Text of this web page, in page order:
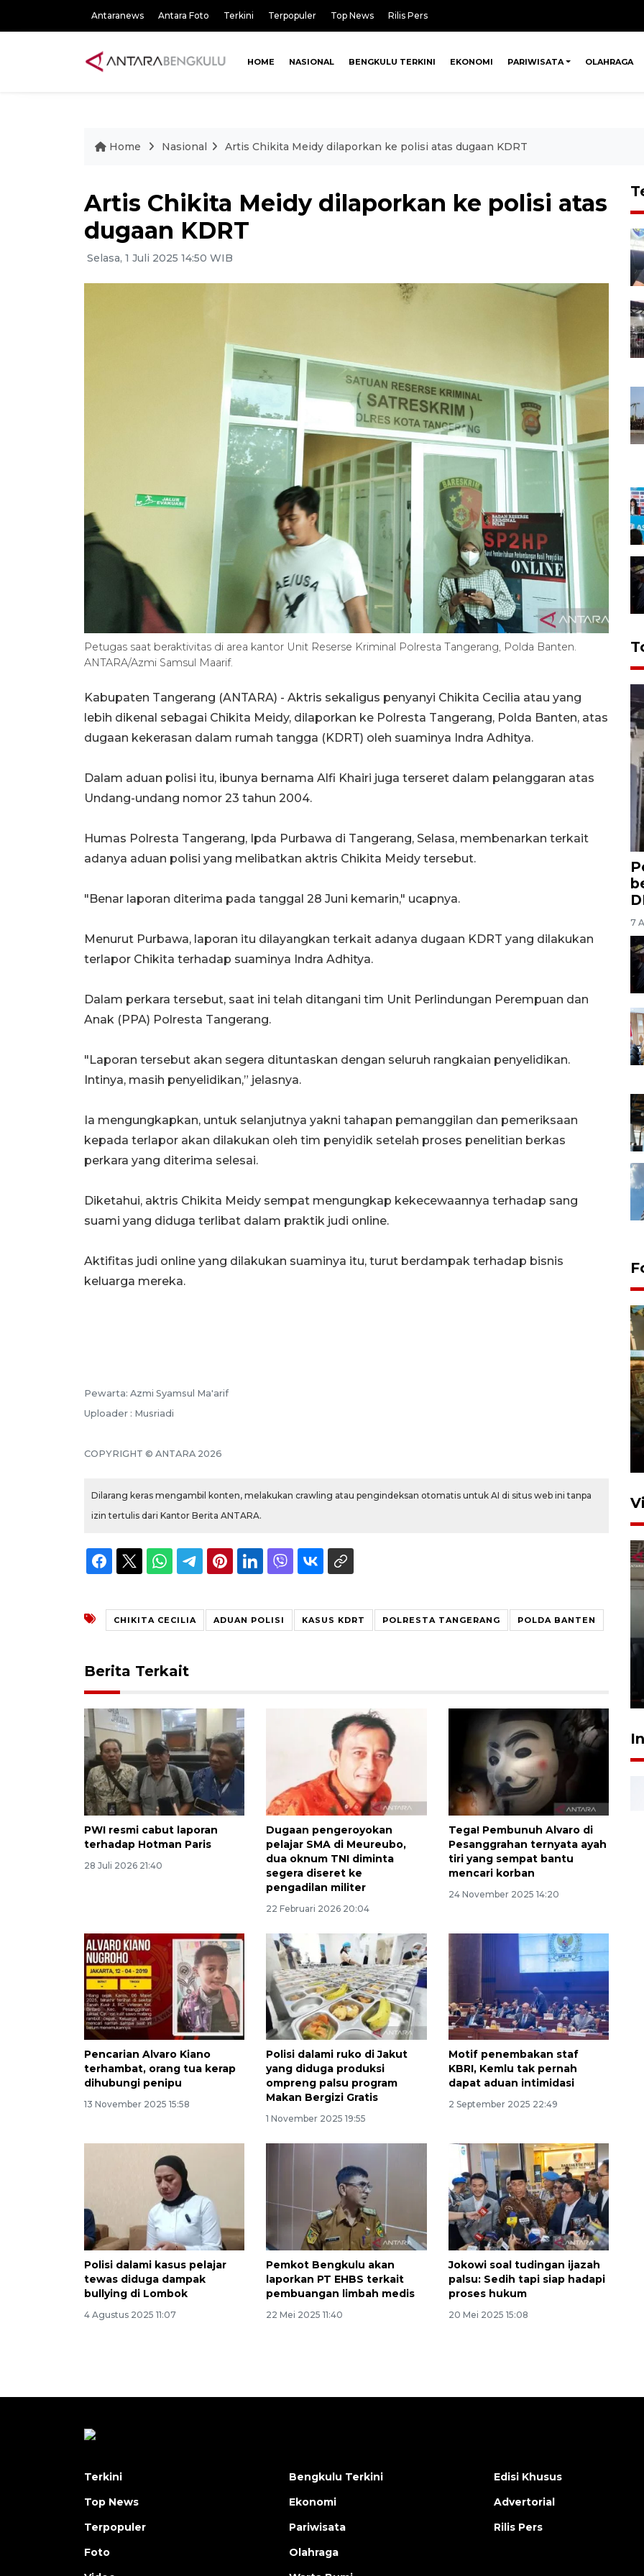
Antaranews Antara Foto Terkini Terpopuler Top News Rilis Pers
HOME NASIONAL BENGKULU TERKINI EKONOMI PARIWISATA OLAHRAGA
Home Nasional Artis Chikita Meidy dilaporkan ke polisi atas dugaan KDRT
Artis Chikita Meidy dilaporkan ke polisi atas
dugaan KDRT
Selasa, 1 Juli 2025 14:50 WIB
Petugas saat beraktivitas di area kantor Unit Reserse Kriminal Polresta Tangerang, Polda Banten.
ANTARA/Azmi Samsul Maarif.
Kabupaten Tangerang (ANTARA) - Aktris sekaligus penyanyi Chikita Cecilia atau yang
lebih dikenal sebagai Chikita Meidy, dilaporkan ke Polresta Tangerang, Polda Banten, atas
dugaan kekerasan dalam rumah tangga (KDRT) oleh suaminya Indra Adhitya.
Dalam aduan polisi itu, ibunya bernama Alfi Khairi juga terseret dalam pelanggaran atas
Undang-undang nomor 23 tahun 2004.
Humas Polresta Tangerang, Ipda Purbawa di Tangerang, Selasa, membenarkan terkait
adanya aduan polisi yang melibatkan aktris Chikita Meidy tersebut.
"Benar laporan diterima pada tanggal 28 Juni kemarin," ucapnya.
Menurut Purbawa, laporan itu dilayangkan terkait adanya dugaan KDRT yang dilakukan
terlapor Chikita terhadap suaminya Indra Adhitya.
Dalam perkara tersebut, saat ini telah ditangani tim Unit Perlindungan Perempuan dan
Anak (PPA) Polresta Tangerang.
"Laporan tersebut akan segera dituntaskan dengan seluruh rangkaian penyelidikan.
Intinya, masih penyelidikan,” jelasnya.
Ia mengungkapkan, untuk selanjutnya yakni tahapan pemanggilan dan pemeriksaan
kepada terlapor akan dilakukan oleh tim penyidik setelah proses penelitian berkas
perkara yang diterima selesai.
Diketahui, aktris Chikita Meidy sempat mengungkap kekecewaannya terhadap sang
suami yang diduga terlibat dalam praktik judi online.
Aktifitas judi online yang dilakukan suaminya itu, turut berdampak terhadap bisnis
keluarga mereka.
Pewarta: Azmi Syamsul Ma'arif
Uploader : Musriadi
COPYRIGHT © ANTARA 2026
Dilarang keras mengambil konten, melakukan crawling atau pengindeksan otomatis untuk AI di situs web ini tanpa
izin tertulis dari Kantor Berita ANTARA.
CHIKITA CECILIA ADUAN POLISI KASUS KDRT POLRESTA TANGERANG POLDA BANTEN
Berita Terkait
PWI resmi cabut laporan
terhadap Hotman Paris
28 Juli 2026 21:40
Dugaan pengeroyokan
pelajar SMA di Meureubo,
dua oknum TNI diminta
segera diseret ke
pengadilan militer
22 Februari 2026 20:04
Tega! Pembunuh Alvaro di
Pesanggrahan ternyata ayah
tiri yang sempat bantu
mencari korban
24 November 2025 14:20
Pencarian Alvaro Kiano
terhambat, orang tua kerap
dihubungi penipu
13 November 2025 15:58
Polisi dalami ruko di Jakut
yang diduga produksi
ompreng palsu program
Makan Bergizi Gratis
1 November 2025 19:55
Motif penembakan staf
KBRI, Kemlu tak pernah
dapat aduan intimidasi
2 September 2025 22:49
Polisi dalami kasus pelajar
tewas diduga dampak
bullying di Lombok
4 Agustus 2025 11:07
Pemkot Bengkulu akan
laporkan PT EHBS terkait
pembuangan limbah medis
22 Mei 2025 11:40
Jokowi soal tudingan ijazah
palsu: Sedih tapi siap hadapi
proses hukum
20 Mei 2025 15:08
7
160 ribu sambungan baru
jaringan gas 2026
2026-08-07 18:00:00
Terkini
Top News
Terpopuler
Foto
Bengkulu Terkini
Ekonomi
Pariwisata
Olahraga
Edisi Khusus
Advertorial
Rilis Pers